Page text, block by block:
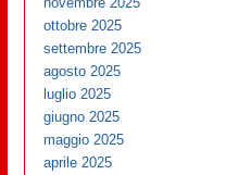
ottobre 2025
settembre 2025
agosto 2025
luglio 2025
giugno 2025
maggio 2025
aprile 2025